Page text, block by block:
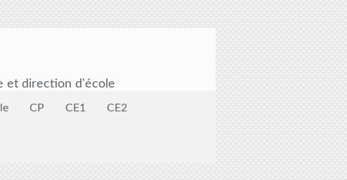
et direction d'école
CP CE1 CE2